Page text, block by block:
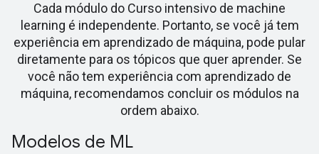
Cada módulo do Curso intensivo de machine
learning é independente. Portanto, se você já tem
experiência em aprendizado de máquina, pode pular
diretamente para os tópicos que quer aprender. Se
você não tem experiência com aprendizado de
máquina, recomendamos concluir os módulos na
ordem abaixo.
Modelos de ML